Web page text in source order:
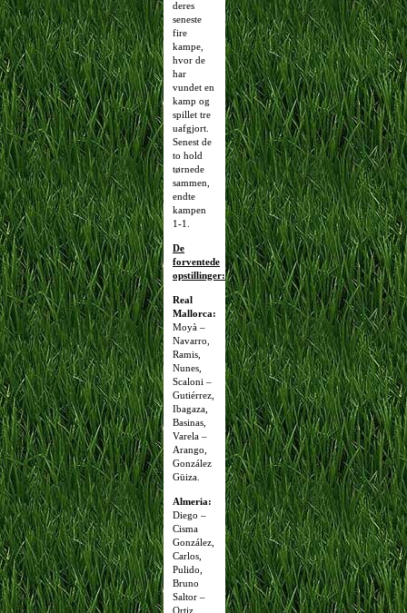
deres
seneste
fire
kampe,
hvor de
har
vundet en
kamp og
spillet tre
uafgjort.
Senest de
to hold
tørnede
sammen,
endte
kampen
1-1.
De
forventede
opstillinger:
Real
Mallorca:
Moyà –
Navarro,
Ramis,
Nunes,
Scaloni –
Gutiérrez,
Ibagaza,
Basinas,
Varela –
Arango,
González
Güiza.
Almeria:
Diego –
Cisma
González,
Carlos,
Pulido,
Bruno
Saltor –
Ortiz,